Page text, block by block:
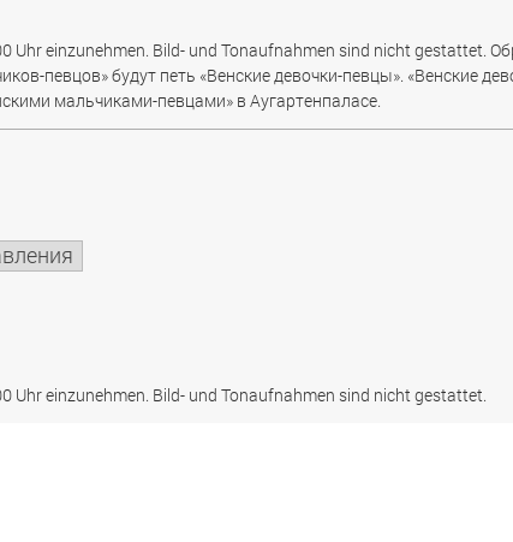
Uhr einzunehmen. Bild- und Tonaufnahmen sind nicht gestattet.
певцов» будут петь «Венские девочки-певцы». «Венские
мальчиками-певцами» в Аугартенпаласе.
Uhr einzunehmen. Bild- und Tonaufnahmen sind nicht gestattet.